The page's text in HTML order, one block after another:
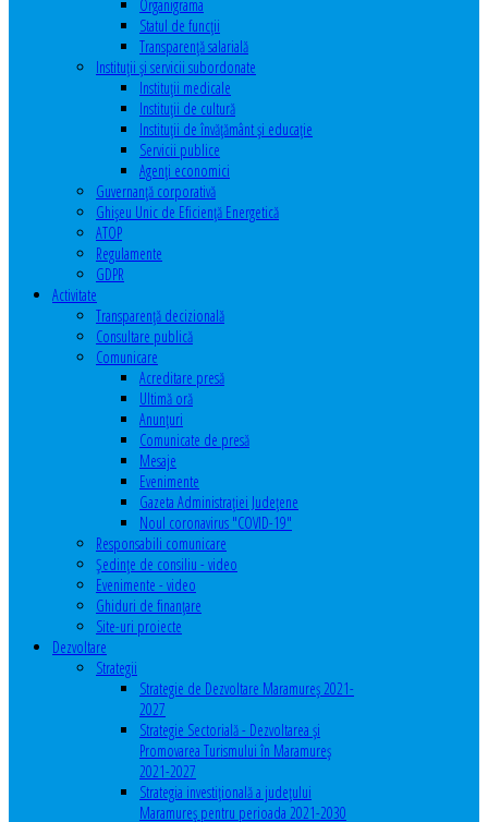
Organigrama
Statul de funcții
Transparență salarială
Instituţii şi servicii subordonate
Instituţii medicale
Instituţii de cultură
Instituţii de învăţământ şi educaţie
Servicii publice
Agenţi economici
Guvernanță corporativă
Ghişeu Unic de Eficienţă Energetică
ATOP
Regulamente
GDPR
Activitate
Transparenţă decizională
Consultare publică
Comunicare
Acreditare presă
Ultimă oră
Anunţuri
Comunicate de presă
Mesaje
Evenimente
Gazeta Administraţiei Judeţene
Noul coronavirus "COVID-19"
Responsabili comunicare
Şedinţe de consiliu - video
Evenimente - video
Ghiduri de finanţare
Site-uri proiecte
Dezvoltare
Strategii
Strategie de Dezvoltare Maramureș 2021-
2027
Strategie Sectorială - Dezvoltarea și
Promovarea Turismului în Maramureș
2021-2027
Strategia investiţională a județului
Maramureș pentru perioada 2021-2030